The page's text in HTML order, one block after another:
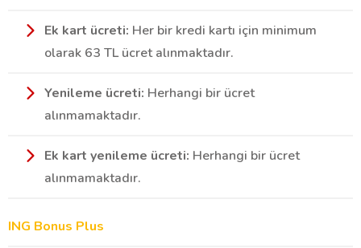
Ek kart ücreti: Her bir kredi kartı için minimum
olarak 63 TL ücret alınmaktadır.
Yenileme ücreti: Herhangi bir ücret
alınmamaktadır.
Ek kart yenileme ücreti: Herhangi bir ücret
alınmamaktadır.
ING Bonus Plus